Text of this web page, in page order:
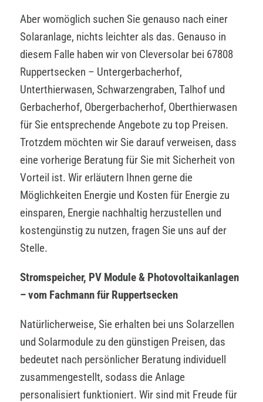
Aber womöglich suchen Sie genauso nach einer
Solaranlage, nichts leichter als das. Genauso in
diesem Falle haben wir von Cleversolar bei 67808
Ruppertsecken – Untergerbacherhof,
Unterthierwasen, Schwarzengraben, Talhof und
Gerbacherhof, Obergerbacherhof, Oberthierwasen
für Sie entsprechende Angebote zu top Preisen.
Trotzdem möchten wir Sie darauf verweisen, dass
eine vorherige Beratung für Sie mit Sicherheit von
Vorteil ist. Wir erläutern Ihnen gerne die
Möglichkeiten Energie und Kosten für Energie zu
einsparen, Energie nachhaltig herzustellen und
kostengünstig zu nutzen, fragen Sie uns auf der
Stelle.
Stromspeicher, PV Module & Photovoltaikanlagen
– vom Fachmann für Ruppertsecken
Natürlicherweise, Sie erhalten bei uns Solarzellen
und Solarmodule zu den günstigen Preisen, das
bedeutet nach persönlicher Beratung individuell
zusammengestellt, sodass die Anlage
personalisiert funktioniert. Wir sind mit Freude für